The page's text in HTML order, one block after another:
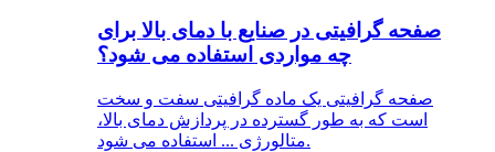
صفحه گرافیتی در صنایع با دمای بالا برای
چه مواردی استفاده می شود؟
صفحه گرافیتی یک ماده گرافیتی سفت و سخت
است که به طور گسترده در پردازش دمای بالا،
متالورژی ... استفاده می شود.